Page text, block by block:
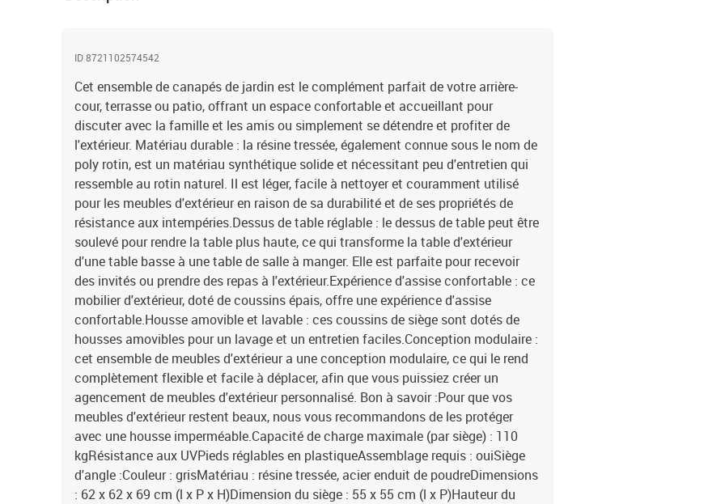
ID 8721102574542
Cet ensemble de canapés de jardin est le complément parfait de votre arrière-
cour, terrasse ou patio, offrant un espace confortable et accueillant pour
discuter avec la famille et les amis ou simplement se détendre et profiter de
l'extérieur. Matériau durable : la résine tressée, également connue sous le nom de
poly rotin, est un matériau synthétique solide et nécessitant peu d'entretien qui
ressemble au rotin naturel. Il est léger, facile à nettoyer et couramment utilisé
pour les meubles d'extérieur en raison de sa durabilité et de ses propriétés de
résistance aux intempéries.Dessus de table réglable : le dessus de table peut être
soulevé pour rendre la table plus haute, ce qui transforme la table d'extérieur
d'une table basse à une table de salle à manger. Elle est parfaite pour recevoir
des invités ou prendre des repas à l'extérieur.Expérience d'assise confortable : ce
mobilier d'extérieur, doté de coussins épais, offre une expérience d'assise
confortable.Housse amovible et lavable : ces coussins de siège sont dotés de
housses amovibles pour un lavage et un entretien faciles.Conception modulaire :
cet ensemble de meubles d'extérieur a une conception modulaire, ce qui le rend
complètement flexible et facile à déplacer, afin que vous puissiez créer un
agencement de meubles d'extérieur personnalisé. Bon à savoir :Pour que vos
meubles d'extérieur restent beaux, nous vous recommandons de les protéger
avec une housse imperméable.Capacité de charge maximale (par siège) : 110
kgRésistance aux UVPieds réglables en plastiqueAssemblage requis : ouiSiège
d'angle :Couleur : grisMatériau : résine tressée, acier enduit de poudreDimensions
: 62 x 62 x 69 cm (l x P x H)Dimension du siège : 55 x 55 cm (l x P)Hauteur du